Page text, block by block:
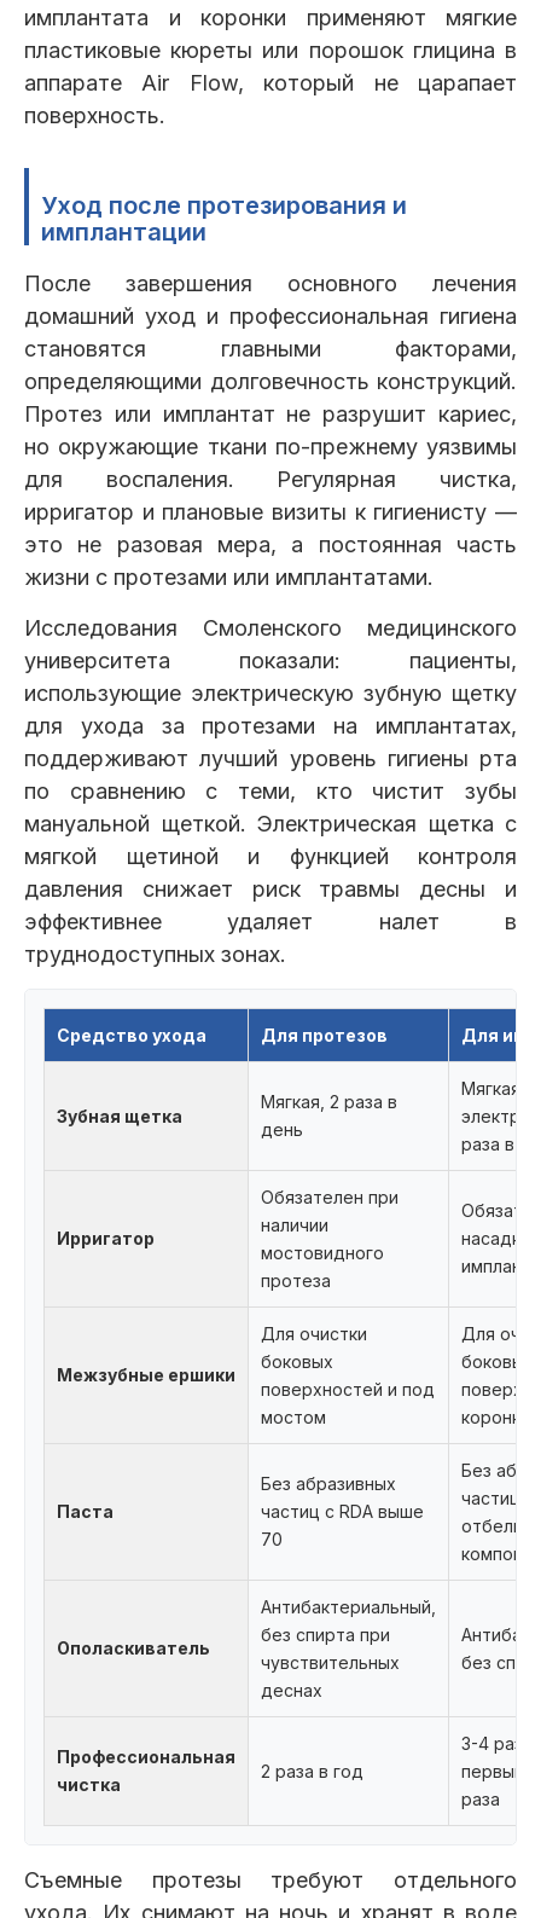
имплантата и коронки применяют мягкие
пластиковые кюреты или порошок глицина в
аппарате Air Flow, который не царапает
поверхность.
Уход после протезирования и
имплантации
После завершения основного лечения
домашний уход и профессиональная гигиена
становятся главными факторами,
определяющими долговечность конструкций.
Протез или имплантат не разрушит кариес,
но окружающие ткани по-прежнему уязвимы
для воспаления. Регулярная чистка,
ирригатор и плановые визиты к гигиенисту —
это не разовая мера, а постоянная часть
жизни с протезами или имплантатами.
Исследования Смоленского медицинского
университета показали: пациенты,
использующие электрическую зубную щетку
для ухода за протезами на имплантатах,
поддерживают лучший уровень гигиены рта
по сравнению с теми, кто чистит зубы
мануальной щеткой. Электрическая щетка с
мягкой щетиной и функцией контроля
давления снижает риск травмы десны и
эффективнее удаляет налет в
труднодоступных зонах.
Средство ухода Для протезов Для
Зубная щетка
Мягкая, 2 раза в
день
Мягкая
раза в
Ирригатор
Обязателен при
наличии
мостовидного
протеза
насадка
Межзубные ершики
Для очистки
боковых
поверхностей и под
мостом
Для
боковых
коронки
Паста
Без абразивных
частиц с RDA выше
70
Без
частиц,
Ополаскиватель
Антибактериальный,
без спирта при
чувствительных
деснах
без
Профессиональная
чистка
2 раза в год
3-4 раза
первый
раза
Съемные протезы требуют отдельного
ухода. Их снимают на ночь и хранят в воде